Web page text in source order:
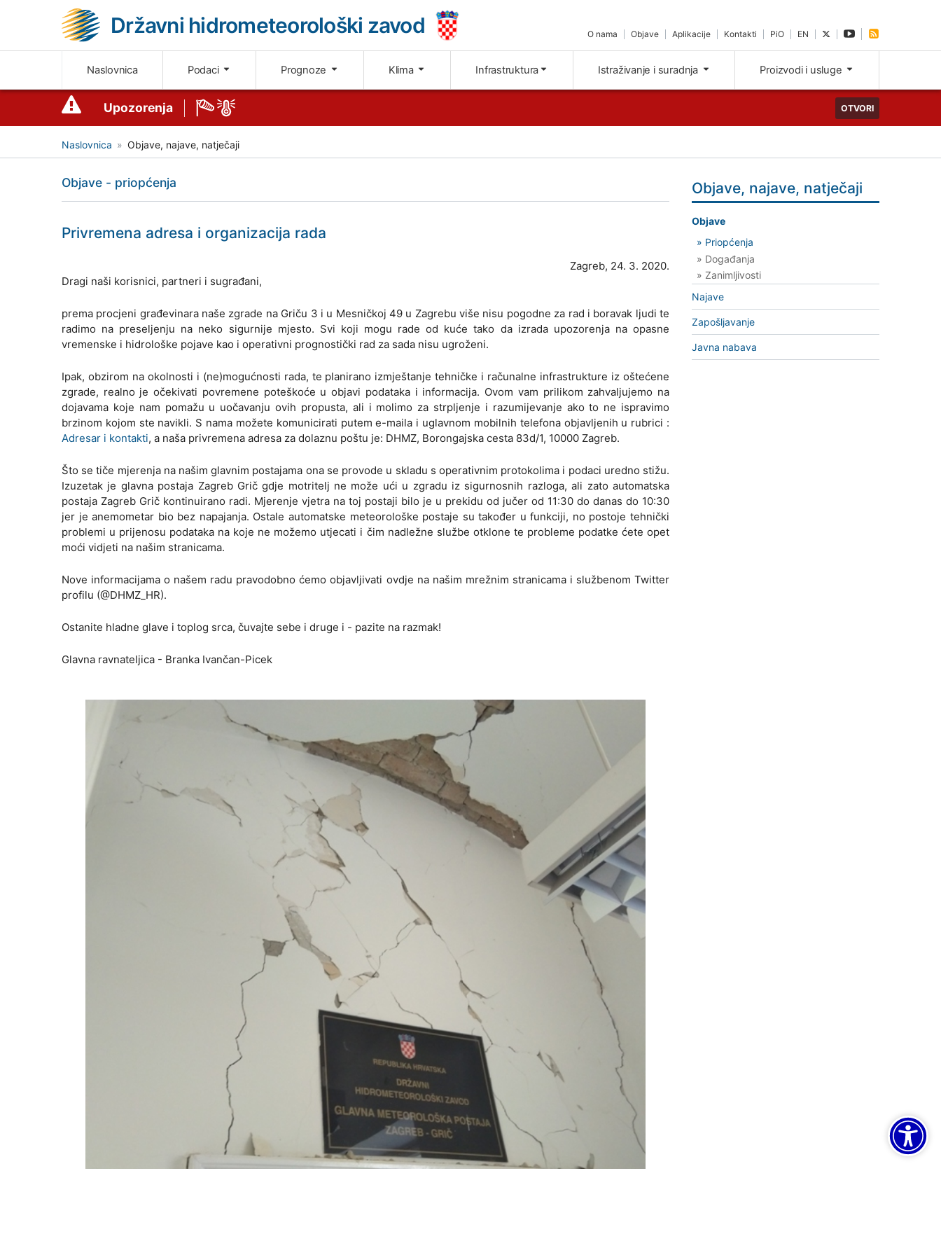
Državni hidrometeorološki zavod O nama Objave Aplikacije Kontakti PiO EN
Naslovnica Podaci Prognoze Klima Infrastruktura Istraživanje i suradnja Proizvodi i usluge
Upozorenja OTVORI
Naslovnica Objave, najave, natječaji
Objave - priopćenja
Privremena adresa i organizacija rada
Zagreb, 24. 3. 2020.
Dragi naši korisnici, partneri i sugrađani,
prema procjeni građevinara naše zgrade na Griču 3 i u Mesničkoj 49 u Zagrebu više nisu pogodne za rad i boravak ljudi te
radimo na preseljenju na neko sigurnije mjesto. Svi koji mogu rade od kuće tako da izrada upozorenja na opasne
vremenske i hidrološke pojave kao i operativni prognostički rad za sada nisu ugroženi.
Ipak, obzirom na okolnosti i (ne)mogućnosti rada, te planirano izmještanje tehničke i računalne infrastrukture iz oštećene
zgrade, realno je očekivati povremene poteškoće u objavi podataka i informacija. Ovom vam prilikom zahvaljujemo na
dojavama koje nam pomažu u uočavanju ovih propusta, ali i molimo za strpljenje i razumijevanje ako to ne ispravimo
brzinom kojom ste navikli. S nama možete komunicirati putem e-maila i uglavnom mobilnih telefona objavljenih u rubrici :
Adresar i kontakti, a naša privremena adresa za dolaznu poštu je: DHMZ, Borongajska cesta 83d/1, 10000 Zagreb.
Što se tiče mjerenja na našim glavnim postajama ona se provode u skladu s operativnim protokolima i podaci uredno stižu.
Izuzetak je glavna postaja Zagreb Grič gdje motritelj ne može ući u zgradu iz sigurnosnih razloga, ali zato automatska
postaja Zagreb Grič kontinuirano radi. Mjerenje vjetra na toj postaji bilo je u prekidu od jučer od 11:30 do danas do 10:30
jer je anemometar bio bez napajanja. Ostale automatske meteorološke postaje su također u funkciji, no postoje tehnički
problemi u prijenosu podataka na koje ne možemo utjecati i čim nadležne službe otklone te probleme podatke ćete opet
moći vidjeti na našim stranicama.
Nove informacijama o našem radu pravodobno ćemo objavljivati ovdje na našim mrežnim stranicama i službenom Twitter
profilu (@DHMZ_HR).
Ostanite hladne glave i toplog srca, čuvajte sebe i druge i - pazite na razmak!
Glavna ravnateljica - Branka Ivančan-Picek
Objave, najave, natječaji
Objave
» Priopćenja
» Događanja
» Zanimljivosti
Najave
Zapošljavanje
Javna nabava